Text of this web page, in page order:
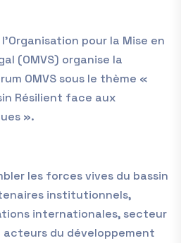
pour la Mise en
(OMVS) organise la
OMVS sous le thème «
Résilient face aux
».
les forces vives du bassin
institutionnels,
internationales, secteur
acteurs du développement